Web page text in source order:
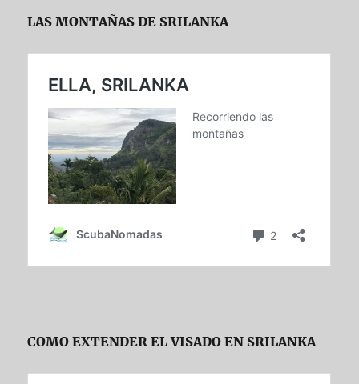
LAS MONTAÑAS DE SRILANKA
COMO EXTENDER EL VISADO EN SRILANKA